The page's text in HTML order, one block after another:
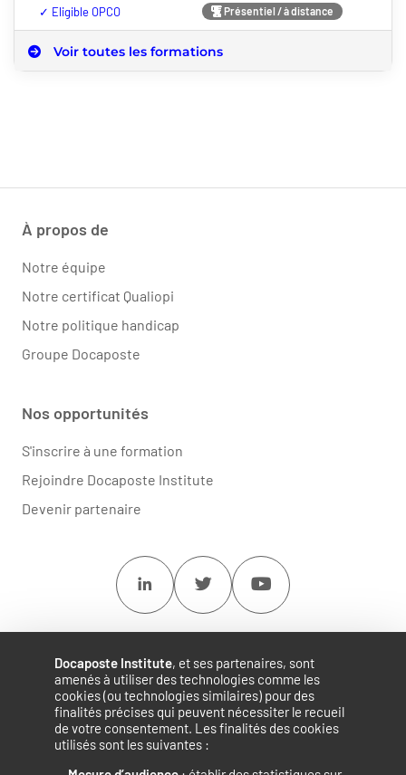
Docaposte Institute, et ses partenaires, sont
amenés à utiliser des technologies comme les
cookies (ou technologies similaires) pour des
finalités précises qui peuvent nécessiter le recueil
de votre consentement. Les finalités des cookies
utilisés sont les suivantes :
Présentiel / à distance
Voir toutes les formations
À propos de
Notre équipe
Notre certificat Qualiopi
Notre politique handicap
Groupe Docaposte
Nos opportunités
S'inscrire à une formation
Rejoindre Docaposte Institute
Devenir partenaire
Linkedin Twitter Youtube